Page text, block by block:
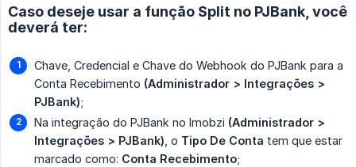
Caso deseje usar a função Split no PJBank, você
deverá ter:
Chave, Credencial e Chave do Webhook do PJBank para a
Conta Recebimento (Administrador > Integrações >
PJBank);
Na integração do PJBank no Imobzi (Administrador >
Integrações > PJBank) , o Tipo De Conta tem que estar
marcado como: Conta Recebimento;